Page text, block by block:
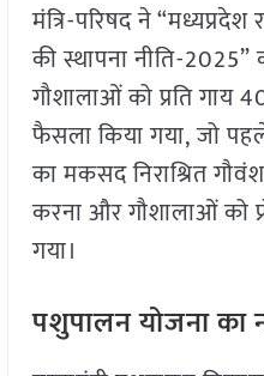
मंत्रि-परिषद ने
की स्थापना नीति-
गौशालाओं को प्रति गाय
फैसला किया गया, जो
का मकसद निराश्रित
करना और गौशालाओं को
गया।
पशुपालन योजना का